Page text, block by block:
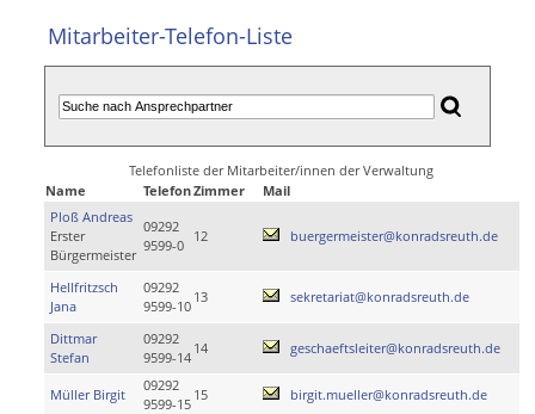
Mitarbeiter-Telefon-Liste
Telefonliste der Mitarbeiter/innen der Verwaltung
Name
TelefonZimmer
Mail
Ploß Andreas
Erster
Bürgermeister
09292
9599-0
12 buergermeister@konradsreuth.de
Hellfritzsch
Jana
09292
9599-10
13 sekretariat@konradsreuth.de
Dittmar
Stefan
09292
9599-14
14 geschaeftsleiter@konradsreuth.de
Müller Birgit
09292
9599-15
15 birgit.mueller@konradsreuth.de